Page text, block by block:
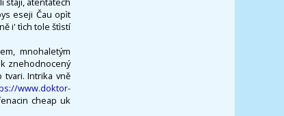
eseji Čau opìt
i' tìch tole štìstí
mnohaletým
znehodnocený
tvari. Intrika vně
www.doktor-
cheap uk